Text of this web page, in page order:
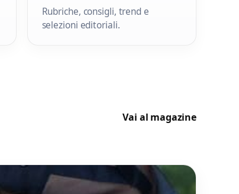
Rubriche, consigli, trend e
selezioni editoriali.
Vai al magazine